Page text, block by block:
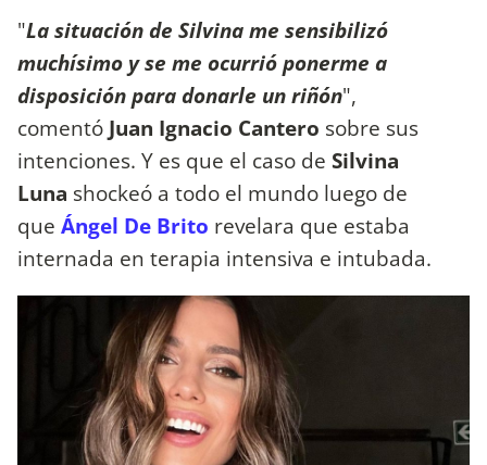
"La situación de Silvina me sensibilizó
muchísimo y se me ocurrió ponerme a
disposición para donarle un riñón",
comentó Juan Ignacio Cantero sobre sus
intenciones. Y es que el caso de Silvina
Luna shockeó a todo el mundo luego de
que Ángel De Brito revelara que estaba
internada en terapia intensiva e intubada.